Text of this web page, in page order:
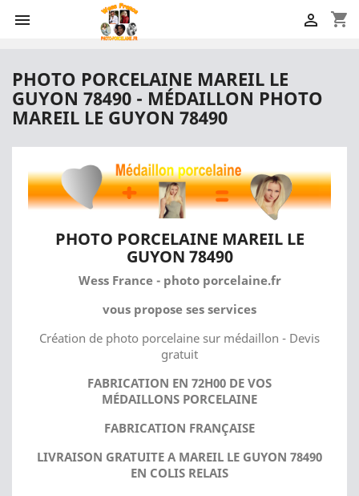
 shopping_cart

PHOTO PORCELAINE MAREIL LE
GUYON 78490 - MÉDAILLON PHOTO
MAREIL LE GUYON 78490
PHOTO PORCELAINE MAREIL LE
GUYON 78490
Wess France - photo porcelaine.fr
vous propose ses services
Création de photo porcelaine sur médaillon - Devis
gratuit
FABRICATION EN 72H00 DE VOS
MÉDAILLONS PORCELAINE
FABRICATION FRANÇAISE
LIVRAISON GRATUITE A MAREIL LE GUYON 78490
EN COLIS RELAIS